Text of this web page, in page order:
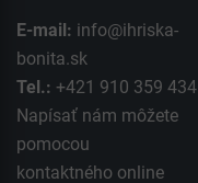
E-mail: info@ihriska-
bonita.sk
Tel.: +421 910 359 434
Napísať nám môžete
pomocou
kontaktného online